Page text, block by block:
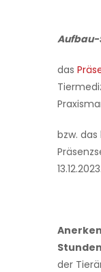
das
bzw.
13.12.2023.
Stunden
der